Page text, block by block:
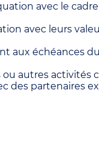
avec le cadre
avec leurs
aux échéances
autres activités
des partenaires